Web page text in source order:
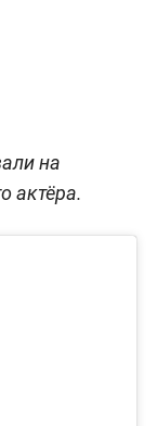
на
актёра.